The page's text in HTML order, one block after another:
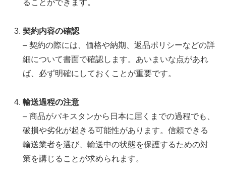
ることができます。
契約内容の確認
– 契約の際には、価格や納期、返品ポリシーなどの詳
細について書面で確認します。あいまいな点があれ
ば、必ず明確にしておくことが重要です。
輸送過程の注意
– 商品がパキスタンから日本に届くまでの過程でも、
破損や劣化が起きる可能性があります。信頼できる
輸送業者を選び、輸送中の状態を保護するための対
策を講じることが求められます。